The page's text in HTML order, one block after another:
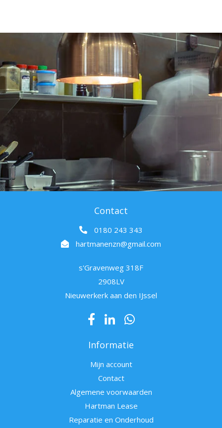
Contact
0180 243 343
hartmanenzn@gmail.com
s'Gravenweg 318F
2908LV
Nieuwerkerk aan den IJssel
Informatie
Mijn account
Contact
Algemene voorwaarden
Hartman Lease
Reparatie en Onderhoud